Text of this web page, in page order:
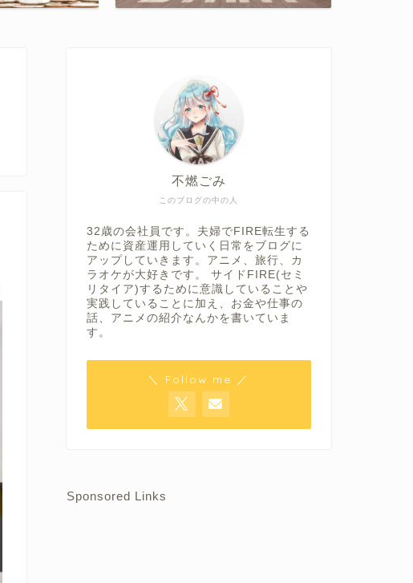
このブログの中の人
不燃ごみ
32歳の会社員です。夫婦でFIRE転生する
ために資産運用していく日常をブログに
アップしていきます。アニメ、旅行、カ
ラオケが大好きです。 サイドFIRE(セミ
リタイア)するために意識していることや
実践していることに加え、お金や仕事の
話、アニメの紹介なんかを書いていま
す。
＼ Follow me ／
Sponsored Links